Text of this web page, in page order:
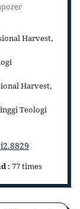
Harvest,
Harvest,
Teologi
: 77 times